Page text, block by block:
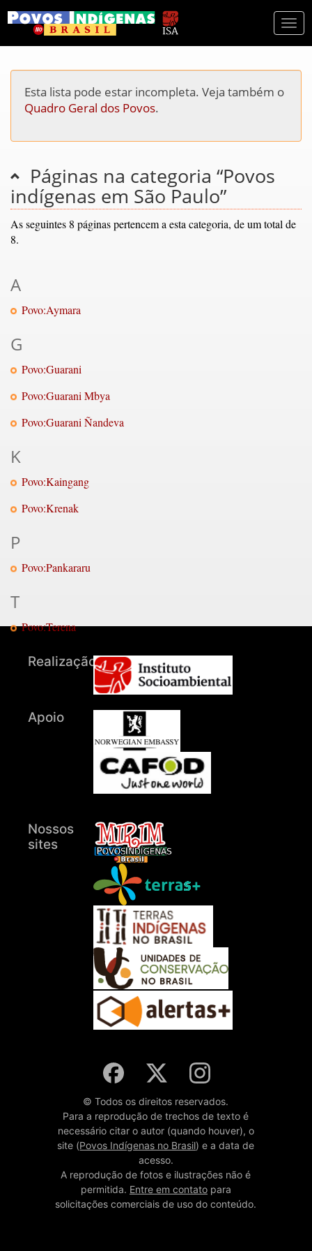
Esta lista pode estar incompleta. Veja também o
Quadro Geral dos Povos.
Páginas na categoria “Povos
indígenas em São Paulo”
As seguintes 8 páginas pertencem a esta categoria, de um total de
8.
A
Povo:Aymara
G
Povo:Guarani
Povo:Guarani Mbya
Povo:Guarani Ñandeva
K
Povo:Kaingang
Povo:Krenak
P
Povo:Pankararu
T
Povo:Terena